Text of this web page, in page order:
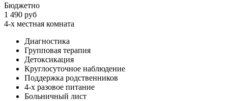
Бюджетно
1 490 руб
4-х местная комната
Диагностика
Групповая терапия
Детоксикация
Круглосуточное наблюдение
Поддержка родственников
4-х разовое питание
Больничный лист